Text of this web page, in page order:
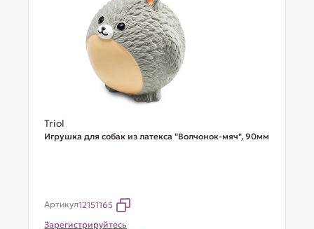
Triol
Игрушка для собак из латекса "Волчонок-мяч", 90мм
Артикул12151165
Зарегистрируйтесь